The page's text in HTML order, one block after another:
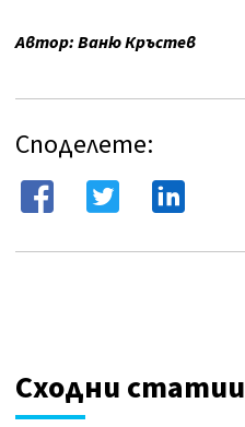
Автор: Ваню Кръстев
Споделете:
Сходни статии